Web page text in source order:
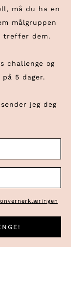
må du ha en
målgruppen
treffer dem.
challenge og
5 dager.
jeg deg